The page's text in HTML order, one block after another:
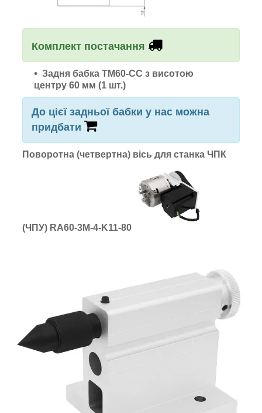
Комплект постачання
Задня бабка TM60-CC з висотою
центру 60 мм (1 шт.)
До цієї задньої бабки у нас можна
придбати
Поворотна (четвертна) вісь для станка ЧПК
(ЧПУ) RA60-3M-4-K11-80